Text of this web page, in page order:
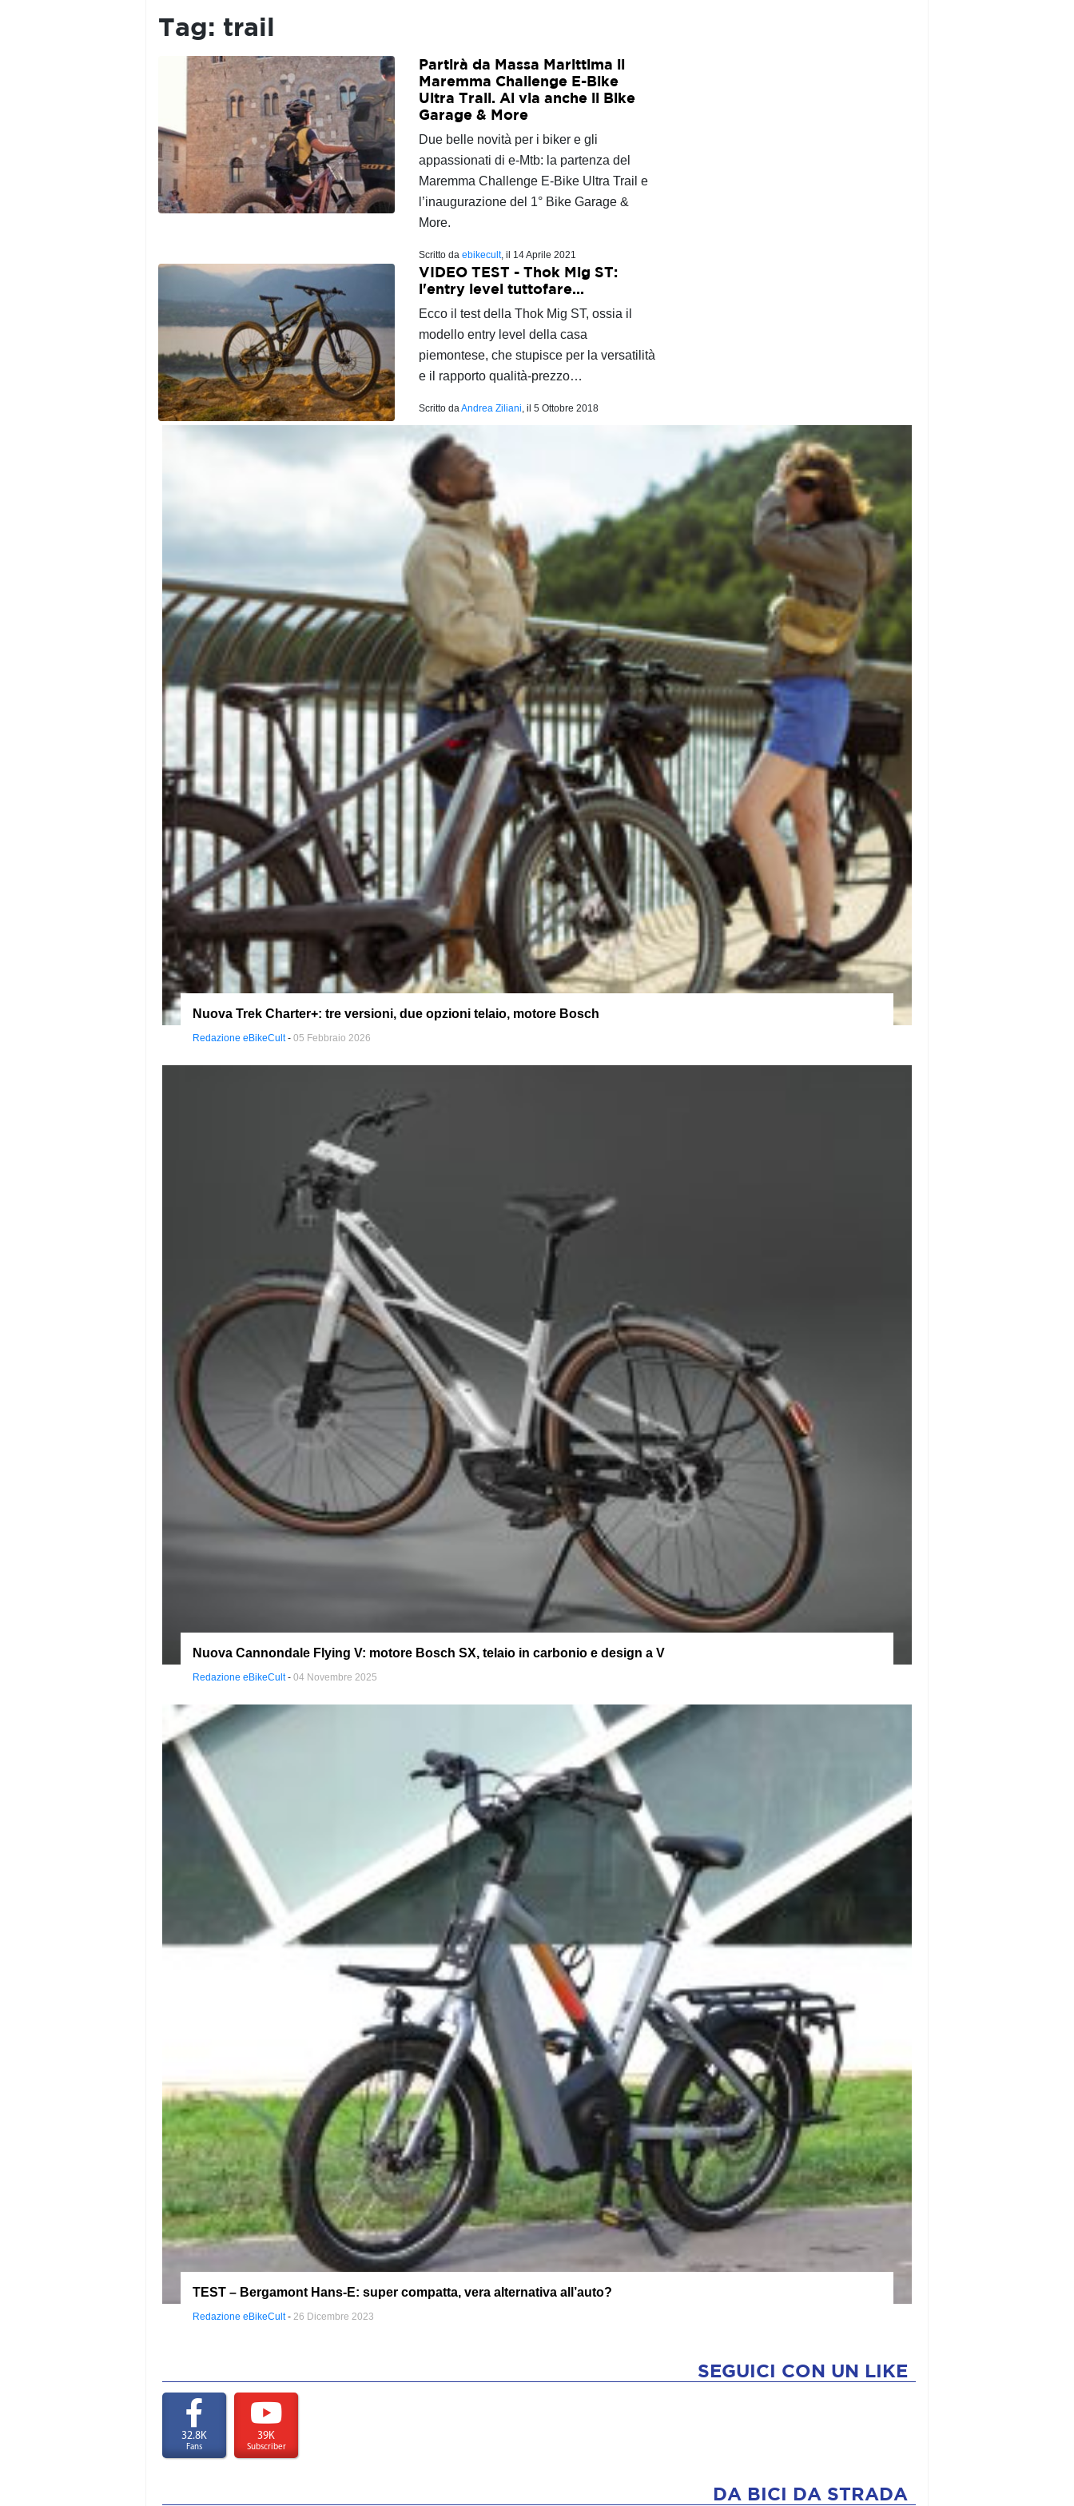
Tag: trail
Partirà da Massa Marittima il
Maremma Challenge E-Bike
Ultra Trail. Al via anche il Bike
Garage & More
Due belle novità per i biker e gli
appassionati di e-Mtb: la partenza del
Maremma Challenge E-Bike Ultra Trail e
l’inaugurazione del 1° Bike Garage &
More.
Scritto da ebikecult, il 14 Aprile 2021
VIDEO TEST - Thok Mig ST:
l'entry level tuttofare...
Ecco il test della Thok Mig ST, ossia il
modello entry level della casa
piemontese, che stupisce per la versatilità
e il rapporto qualità-prezzo…
Scritto daAndrea Ziliani, il 5 Ottobre 2018
Nuova Trek Charter+: tre versioni, due opzioni telaio, motore Bosch
Redazione eBikeCult-05 Febbraio 2026
Nuova Cannondale Flying V: motore Bosch SX, telaio in carbonio e design a V
Redazione eBikeCult-04 Novembre 2025
TEST – Bergamont Hans-E: super compatta, vera alternativa all’auto?
Redazione eBikeCult-26 Dicembre 2023
SEGUICI CON UN LIKE
32.8K
Fans
39K
Subscriber
DA BICI DA STRADA